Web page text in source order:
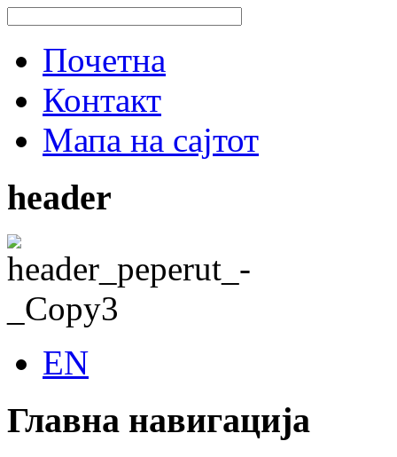
Почетна
Контакт
Мапа на сајтот
header
EN
Главна навигација